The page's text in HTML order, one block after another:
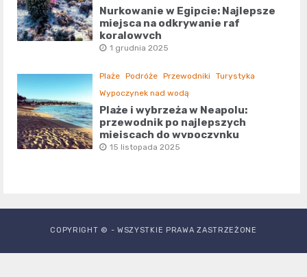
Nurkowanie w Egipcie: Najlepsze
miejsca na odkrywanie raf
koralowych
1 grudnia 2025
Plaże Podróże Przewodniki
Turystyka
Wypoczynek nad wodą
Plaże i wybrzeża w Neapolu:
przewodnik po najlepszych
miejscach do wypoczynku
15 listopada 2025
COPYRIGHT © - WSZYSTKIE PRAWA ZASTRZEŻONE